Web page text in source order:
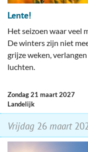
Lente!
Het seizoen waar veel
De winters zijn niet
grijze weken,
luchten.
zondag 21 maart 2027
Landelijk
vrijdag 26 maart